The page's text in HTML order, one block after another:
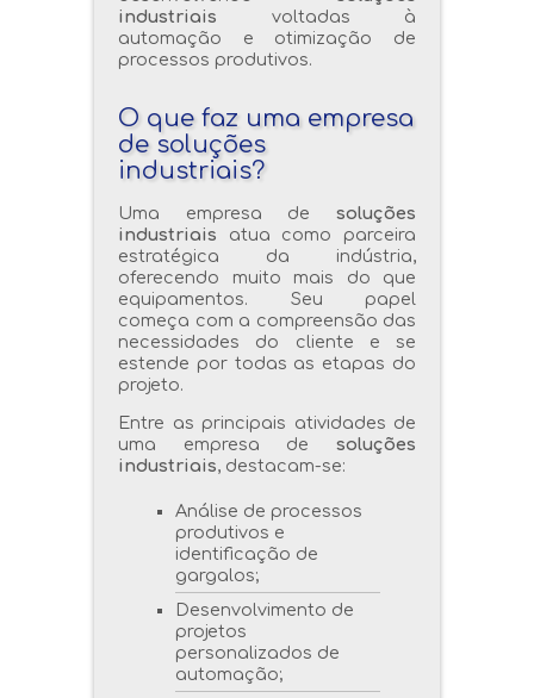
industriais voltadas à
automação e otimização de
processos produtivos.
O que faz uma empresa
de soluções
industriais?
Uma empresa de soluções
industriais atua como parceira
estratégica da indústria,
oferecendo muito mais do que
equipamentos. Seu papel
começa com a compreensão das
necessidades do cliente e se
estende por todas as etapas do
projeto.
Entre as principais atividades de
uma empresa de soluções
industriais, destacam-se:
Análise de processos
produtivos e
identificação de
gargalos;
Desenvolvimento de
projetos
personalizados de
automação;